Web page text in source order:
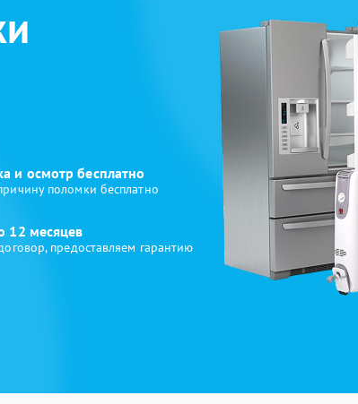
и осмотр бесплатно
поломки бесплатно
12 месяцев
предоставляем гарантию